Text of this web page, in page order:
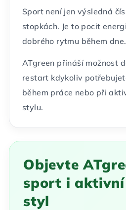
Sport není jen výsledná
stopkách. Je to pocit
dobrého rytmu během dne.
ATgreen přináší možnost
restart kdykoliv
během práce nebo při
stylu.
Objevte
sport i
styl